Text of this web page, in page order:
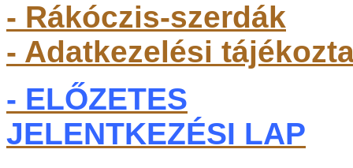
- Rákóczis-szerdák
- Adatkezelési
- ELŐZETES
JELENTKEZÉSI LAP